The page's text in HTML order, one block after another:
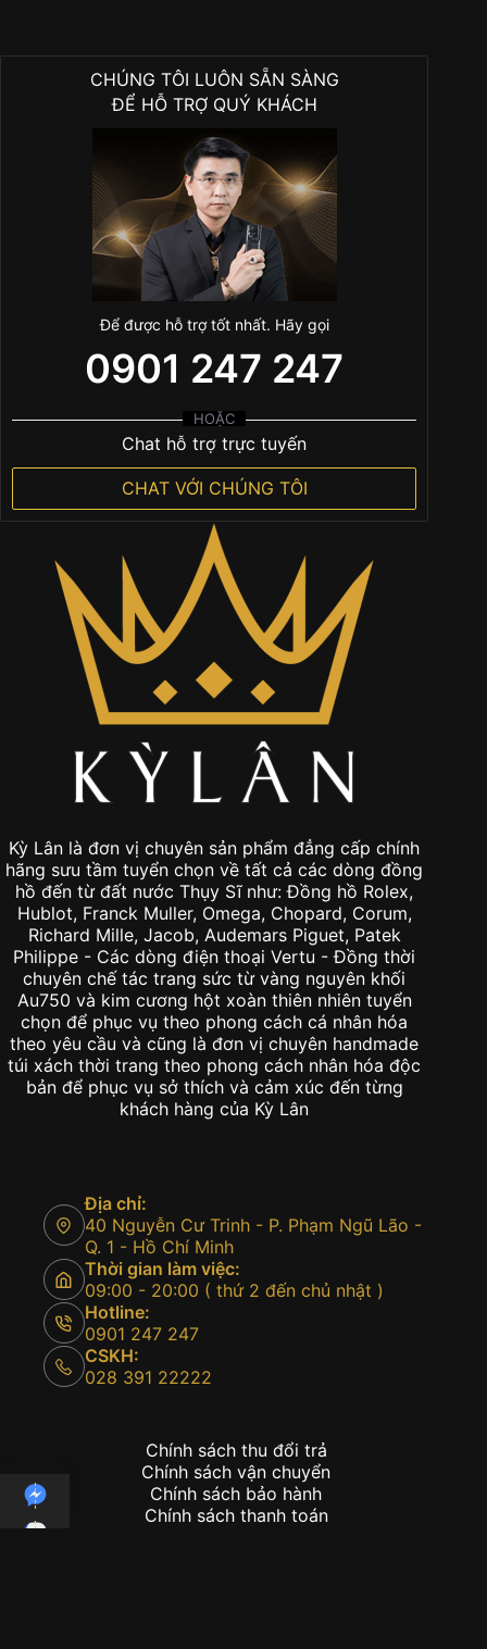
CHÚNG TÔI LUÔN SẴN SÀNG
ĐỂ HỖ TRỢ QUÝ KHÁCH
Để được hỗ trợ tốt nhất. Hãy gọi
0901 247 247
HOẶC
Chat hỗ trợ trực tuyến
CHAT VỚI CHÚNG TÔI
Kỳ Lân là đơn vị chuyên sản phẩm đẳng cấp chính
hãng sưu tầm tuyển chọn về tất cả các dòng đồng
hồ đến từ đất nước Thụy Sĩ như: Đồng hồ Rolex,
Hublot, Franck Muller, Omega, Chopard, Corum,
Richard Mille, Jacob, Audemars Piguet, Patek
Philippe - Các dòng điện thoại Vertu - Đồng thời
chuyên chế tác trang sức từ vàng nguyên khối
Au750 và kim cương hột xoàn thiên nhiên tuyển
chọn để phục vụ theo phong cách cá nhân hóa
theo yêu cầu và cũng là đơn vị chuyên handmade
túi xách thời trang theo phong cách nhân hóa độc
bản để phục vụ sở thích và cảm xúc đến từng
khách hàng của Kỳ Lân
Địa chỉ:
40 Nguyễn Cư Trinh - P. Phạm Ngũ Lão -
Q. 1 - Hồ Chí Minh
Thời gian làm việc:
09:00 - 20:00 ( thứ 2 đến chủ nhật )
Hotline:
0901 247 247
CSKH:
028 391 22222
Chính sách thu đổi trả
Chính sách vận chuyển
Chính sách bảo hành
Chính sách thanh toán